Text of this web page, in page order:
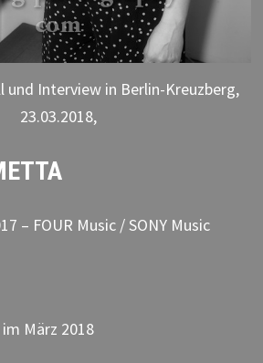
und Interview in Berlin-Kreuzberg,
23.03.2018,
– FOUR Music / SONY Music
März 2018